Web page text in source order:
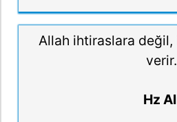
Allah ihtiraslara
verir.
Hz